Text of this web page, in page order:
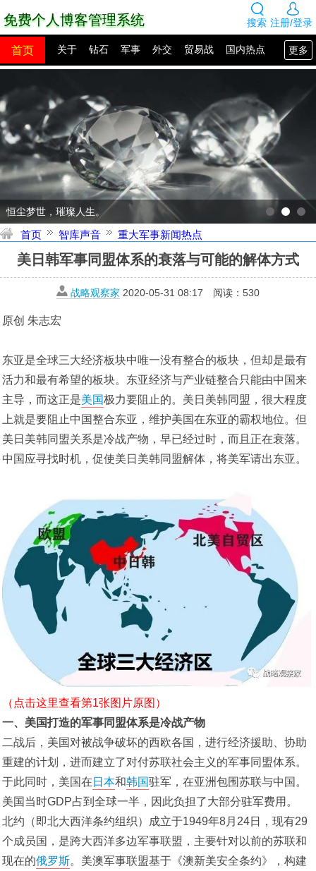
注册/登录
搜索
免费个人博客管理系统
更多
首页 关于 钻石 军事 外交 贸易战 国内热点
网站模板 源码下载 创业赚钱 图片展示 留言板
恒尘梦世，璀璨人生。
首页 智库声音 重大军事新闻热点
美日韩军事同盟体系的衰落与可能的解体方式
战略观察家 2020-05-31 08:17 阅读： 530
原创 朱志宏
东亚是全球三大经济板块中唯一没有整合的板块，但却是最有
活力和最有希望的板块。东亚经济与产业链整合只能由中国来
主导，而这正是美国极力要阻止的。美日美韩同盟，很大程度
上就是要阻止中国整合东亚，维护美国在东亚的霸权地位。但
美日美韩同盟关系是冷战产物，早已经过时，而且正在衰落。
中国应寻找时机，促使美日美韩同盟解体，将美军请出东亚。
（点击这里查看第1张图片原图）
一、美国打造的军事同盟体系是冷战产物
二战后，美国对被战争破坏的西欧各国，进行经济援助、协助
重建的计划，进而建立了对付苏联社会主义的军事同盟体系。
于此同时，美国在 日本和韩国驻军，在亚洲包围苏联与中国。
美国当时GDP占到全球一半，因此负担了大部分驻军费用。
北约（即北大西洋条约组织）成立于1949年8月24日，现有29
个成员国，是跨大西洋多边军事联盟，主要针对以前的苏联和
现在的俄罗斯。美澳军事联盟基于《澳新美安全条约》，构建